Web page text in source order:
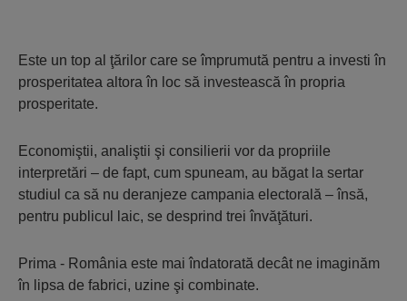
Este un top al ţărilor care se împrumută pentru a investi în
prosperitatea altora în loc să investească în propria
prosperitate.
Economiştii, analiştii şi consilierii vor da propriile
interpretări – de fapt, cum spuneam, au băgat la sertar
studiul ca să nu deranjeze campania electorală – însă,
pentru publicul laic, se desprind trei învăţături.
Prima - România este mai îndatorată decât ne imaginăm
în lipsa de fabrici, uzine şi combinate.